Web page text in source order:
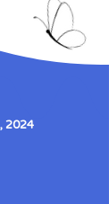
2024